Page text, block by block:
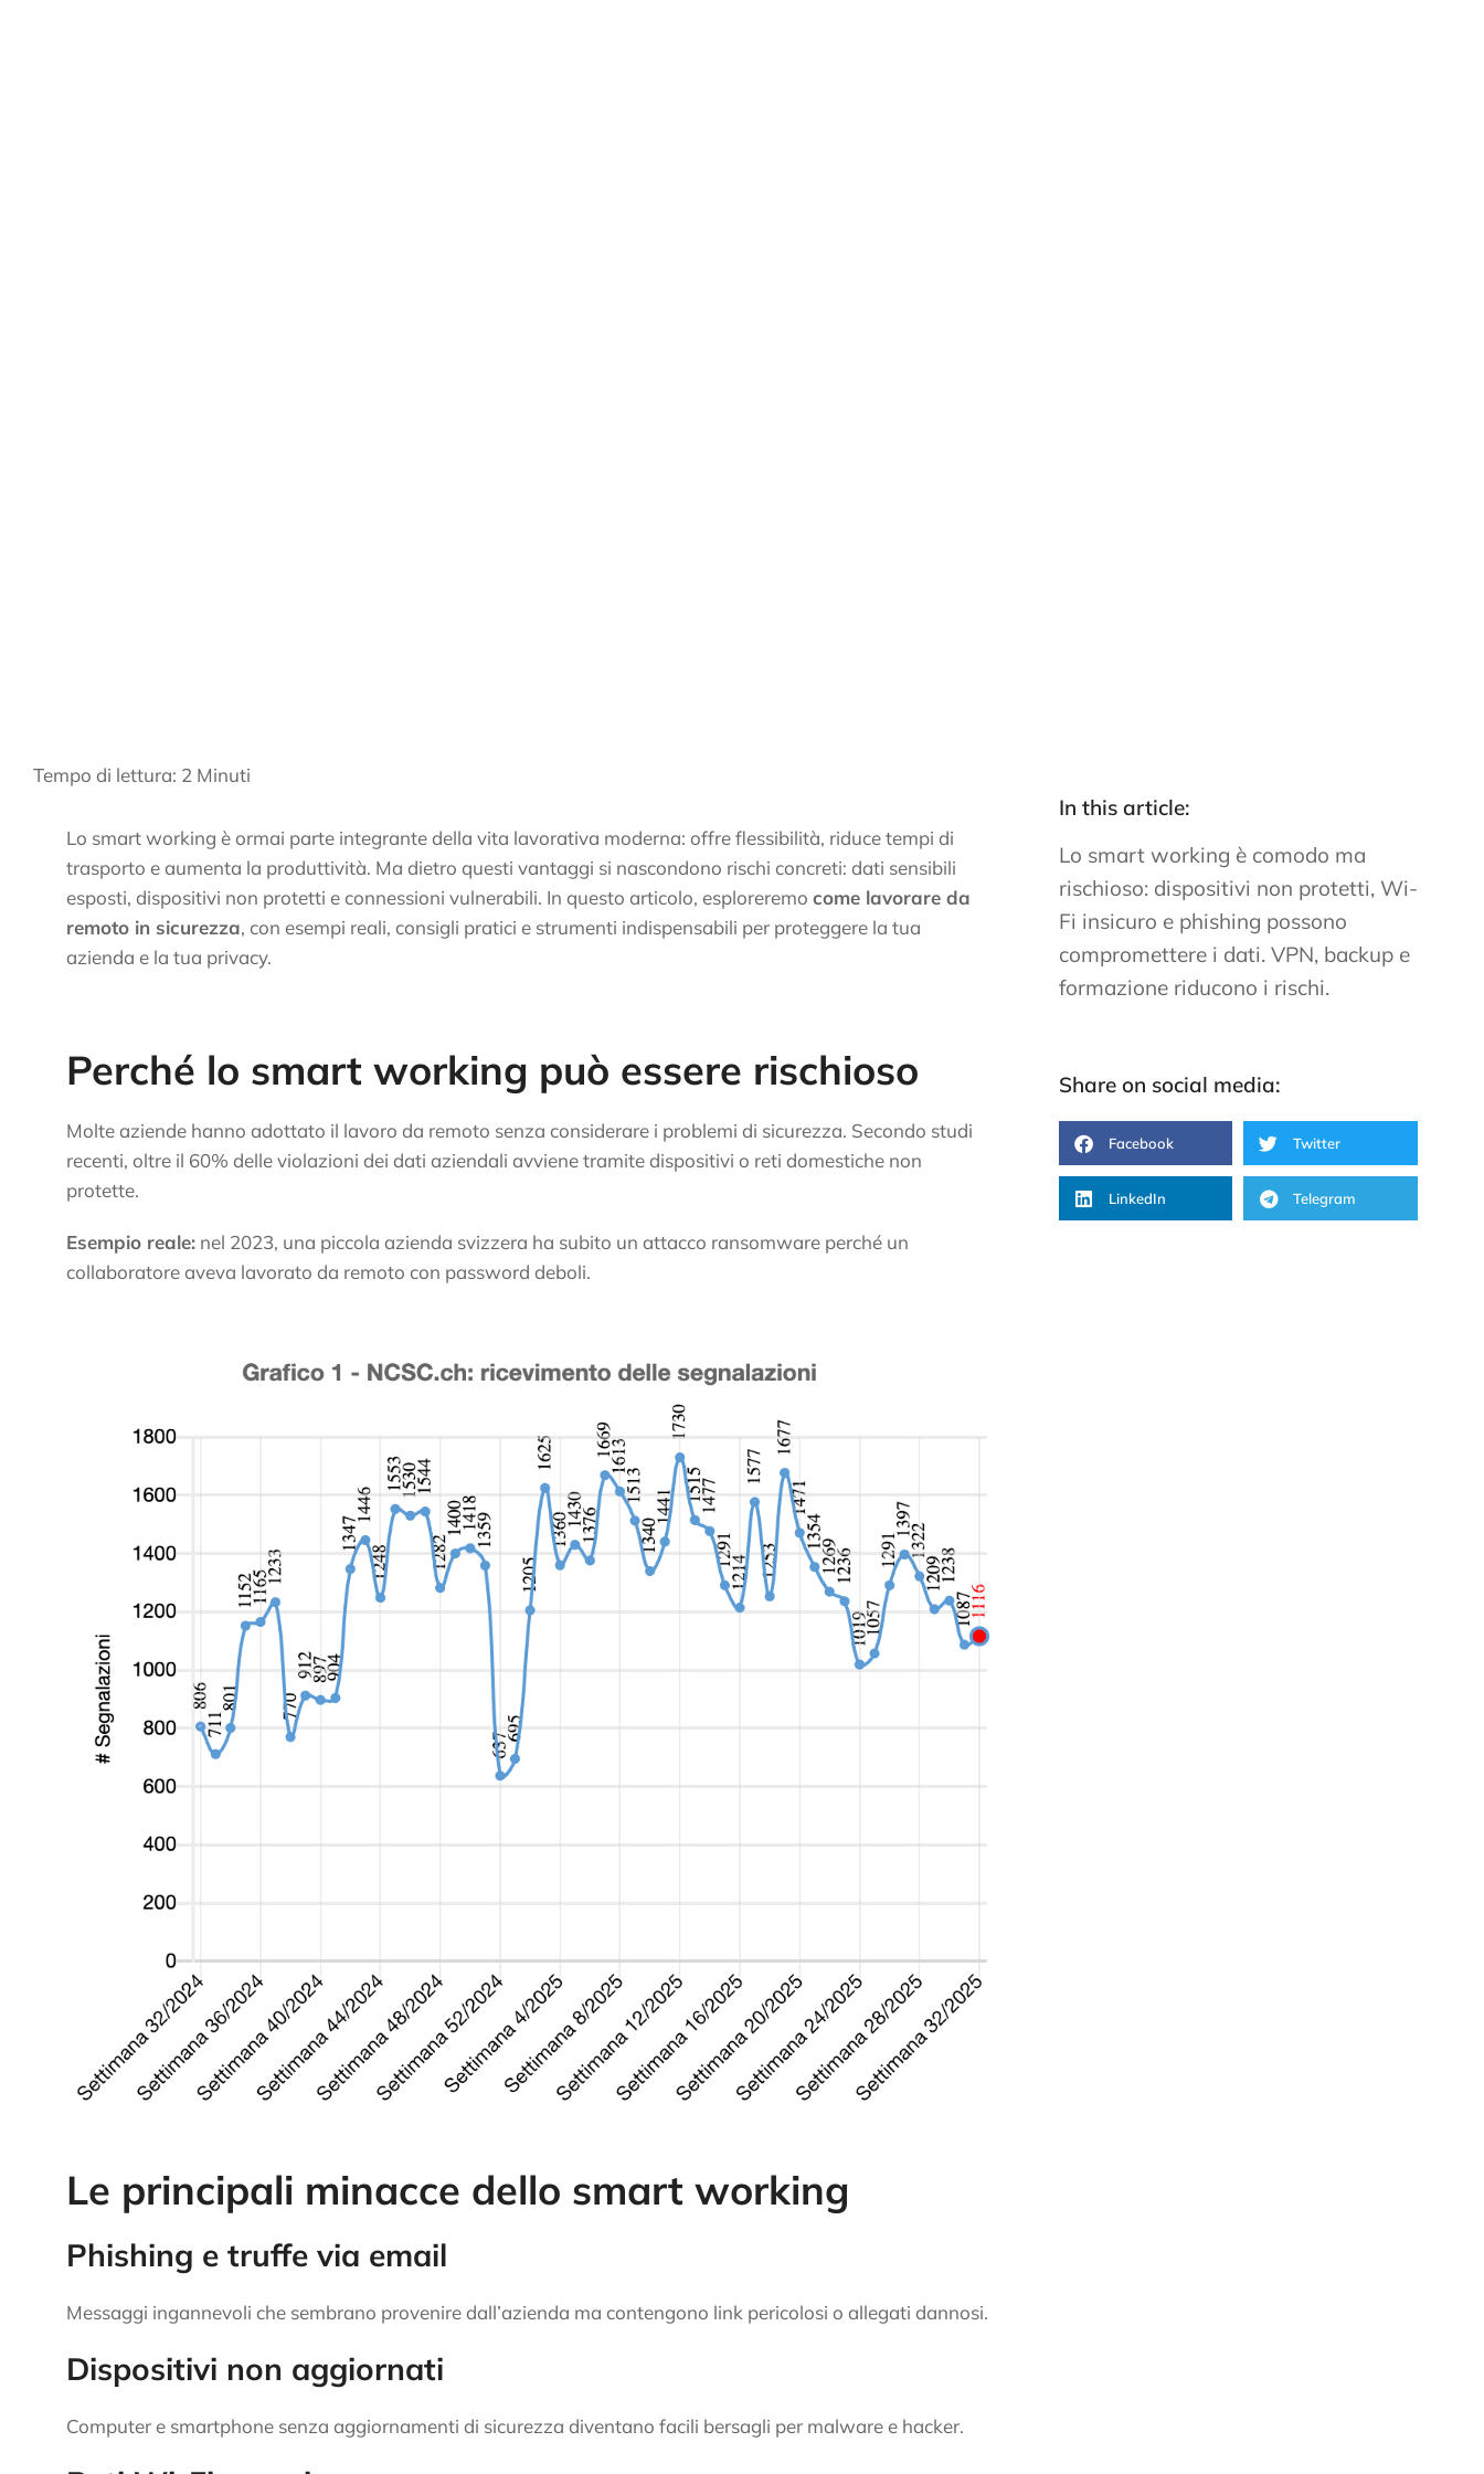
Tempo di lettura: 2 Minuti
Lo smart working è ormai parte integrante della vita lavorativa moderna: offre flessibilità, riduce tempi di
trasporto e aumenta la produttività. Ma dietro questi vantaggi si nascondono rischi concreti: dati sensibili
esposti, dispositivi non protetti e connessioni vulnerabili. In questo articolo, esploreremo come lavorare da
remoto in sicurezza, con esempi reali, consigli pratici e strumenti indispensabili per proteggere la tua
azienda e la tua privacy.
Perché lo smart working può essere rischioso
Molte aziende hanno adottato il lavoro da remoto senza considerare i problemi di sicurezza. Secondo studi
recenti, oltre il 60% delle violazioni dei dati aziendali avviene tramite dispositivi o reti domestiche non
protette.
Esempio reale: nel 2023, una piccola azienda svizzera ha subito un attacco ransomware perché un
collaboratore aveva lavorato da remoto con password deboli.
Le principali minacce dello smart working
Phishing e truffe via email
Messaggi ingannevoli che sembrano provenire dall’azienda ma contengono link pericolosi o allegati dannosi.
Dispositivi non aggiornati
Computer e smartphone senza aggiornamenti di sicurezza diventano facili bersagli per malware e hacker.
In this article:
Lo smart working è comodo ma
rischioso: dispositivi non protetti, Wi-
Fi insicuro e phishing possono
compromettere i dati. VPN, backup e
formazione riducono i rischi.
Share on social media:
Facebook Twitter
LinkedIn Telegram